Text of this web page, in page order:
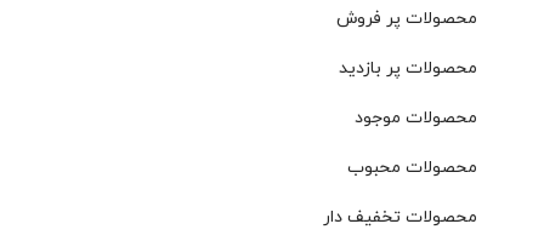
محصولات پر فروش
محصولات پر بازدید
محصولات موجود
محصولات محبوب
محصولات تخفیف دار